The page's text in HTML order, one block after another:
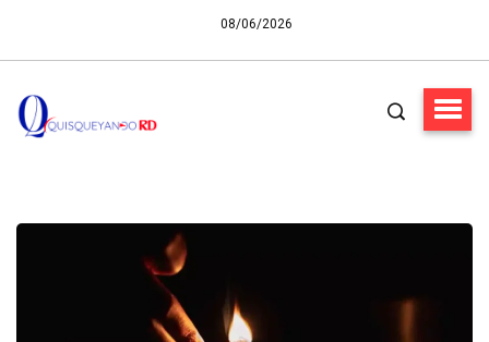
08/06/2026